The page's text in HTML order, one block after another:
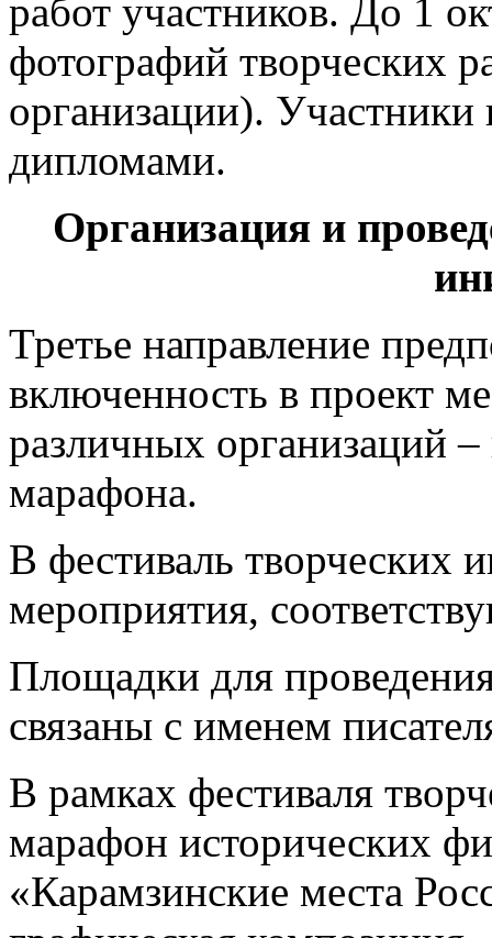
работ участников. До 1
фотографий творческих
организации).
дипломами.
Организация и
Третье направление
включенность в проект
различных организаций
марафона.
В фестиваль творческих
мероприятия,
Площадки для
связаны с именем
В рамках фестиваля
марафон исторических
«Карамзинские места